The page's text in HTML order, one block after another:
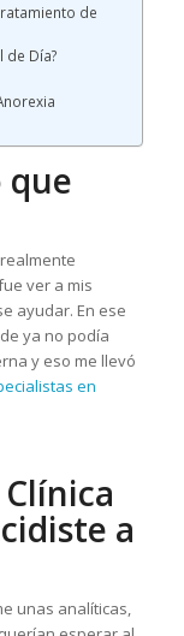
de
de Día?
que
ver a mis
ayudar. En ese
ya no podía
y eso me llevó
en
a
unas analíticas,